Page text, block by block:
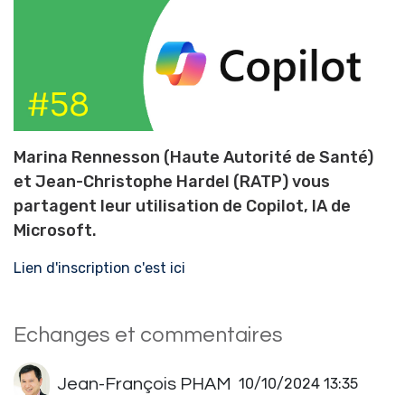
Marina Rennesson (Haute Autorité de Santé)
et Jean-Christophe Hardel (RATP) vous
partagent leur utilisation de Copilot, IA de
Microsoft.
Lien d'inscription c'est ici
Echanges et commentaires
Jean-François PHAM 10/10/2024 13:35